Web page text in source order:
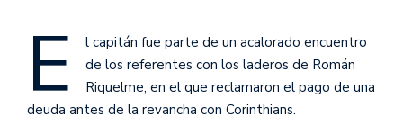
E
l capitán fue parte de un acalorado encuentro
de los referentes con los laderos de Román
Riquelme, en el que reclamaron el pago de una
deuda antes de la revancha con Corinthians.